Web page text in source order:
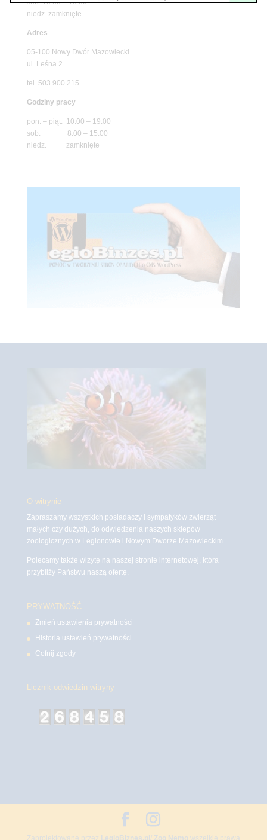
sob. 10.00 – 15.00
niedz. zamknięte
Adres
05-100 Nowy Dwór Mazowiecki
ul. Leśna 2
tel. 503 900 215
Godziny pracy
pon. – piąt. 10.00 – 19.00
sob. 8.00 – 15.00
niedz. zamknięte
O witrynie
Zapraszamy wszystkich posiadaczy i sympatyków zwierząt
małych czy dużych, do odwiedzenia naszych sklepów
zoologicznych w Legionowie i Nowym Dworze Mazowieckim
Polecamy także wizytę na naszej stronie internetowej, która
przybliży Państwu naszą ofertę.
PRYWATNOŚĆ
Zmień ustawienia prywatności
Historia ustawień prywatności
Cofnij zgody
Licznik odwiedzin witryny
Zaprojektowane przez LegioBiznes.pl/ Zoo Nemowszelkie prawa